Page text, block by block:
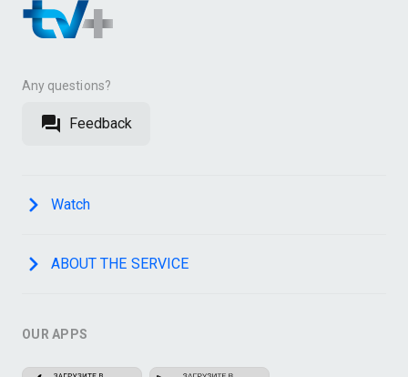
Any questions?
Feedback
Watch
ABOUT THE SERVICE
OUR APPS